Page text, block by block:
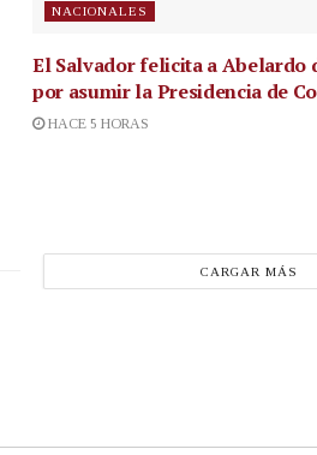
NACIONALES
El Salvador felicita a Abelardo
por asumir la Presidencia de
HACE 5 HORAS
CARGAR MÁS